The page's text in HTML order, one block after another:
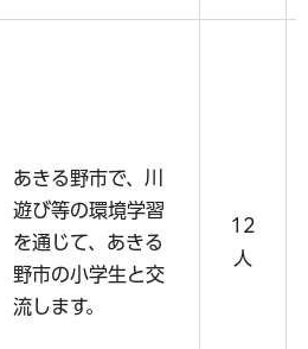
あきる野市で、川
遊び等の環境学習
を通じて、あきる
野市の小学生と交
流します。
12
人